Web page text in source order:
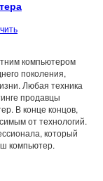
компьютером
поколения,
Любая техника
продавцы
В конце концов,
от технологий.
который
компьютер.